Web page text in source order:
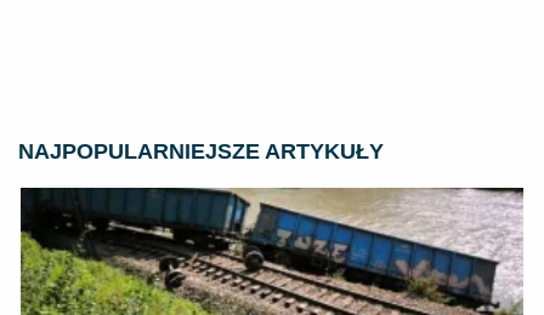
NAJPOPULARNIEJSZE ARTYKUŁY